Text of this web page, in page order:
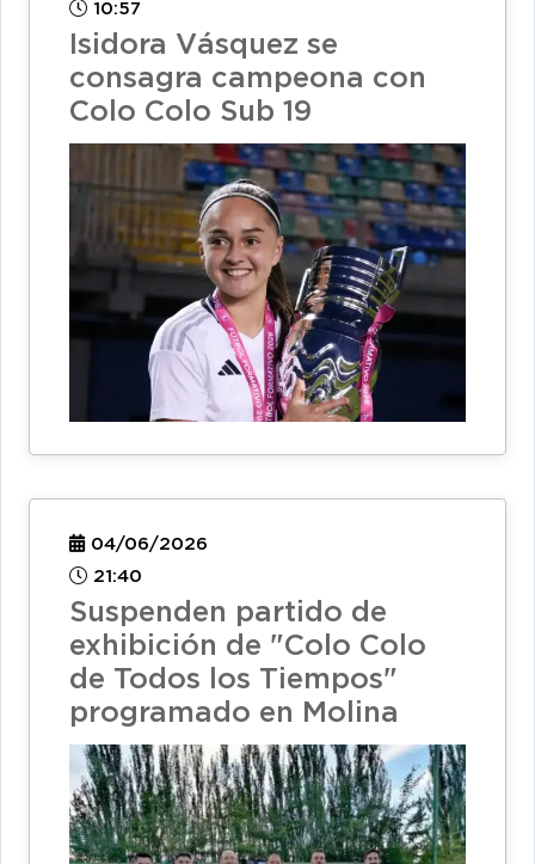
10:57
Isidora Vásquez se
consagra campeona con
Colo Colo Sub 19
04/06/2026
21:40
Suspenden partido de
exhibición de "Colo Colo
de Todos los Tiempos"
programado en Molina